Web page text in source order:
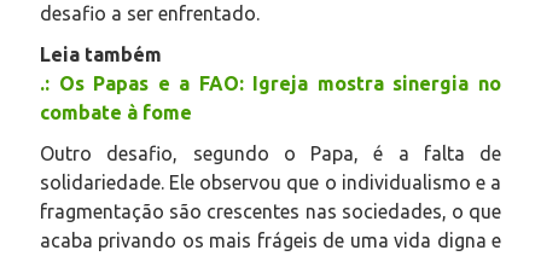
desafio a ser enfrentado.
Leia também
.: Os Papas e a FAO: Igreja mostra sinergia no
combate à fome
Outro desafio, segundo o Papa, é a falta de
solidariedade. Ele observou que o individualismo e a
fragmentação são crescentes nas sociedades, o que
acaba privando os mais frágeis de uma vida digna e